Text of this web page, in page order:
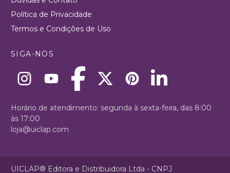
Política de Privacidade
Termos e Condições de Uso
SIGA-NOS
Horário de atendimento: segunda à sexta-feira, das 8:00
às 17:00
loja@uiclap.com
UICLAP® Editora e Distribuidora Ltda - CNPJ